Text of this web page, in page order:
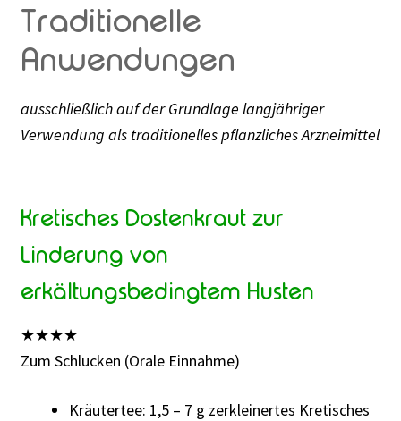
Traditionelle
Anwendungen
ausschließlich auf der Grundlage langjähriger
Verwendung als traditionelles pflanzliches Arzneimittel
Kretisches Dostenkraut zur
Linderung von
erkältungsbedingtem Husten
★★★★
Zum Schlucken (Orale Einnahme)
Kräutertee: 1,5 – 7 g zerkleinertes Kretisches